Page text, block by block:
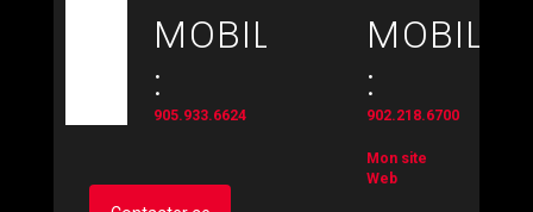
MOBILE
:
905.933.6624
MOBILE
:
902.218.6700
Mon site
Web